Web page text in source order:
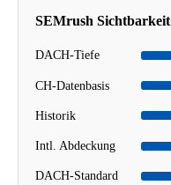
SEMrush Sichtbarkeit
DACH-Tiefe
CH-Datenbasis
Historik
Intl. Abdeckung
DACH-Standard